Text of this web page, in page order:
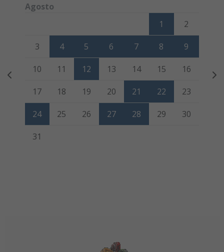
Agosto
Viernes Sábado
1 2
3 4 5 6 7 8 9
10 11 12 13 14 15 16
17 18 19 20 21 22 23
24 25 26 27 28 29 30
31